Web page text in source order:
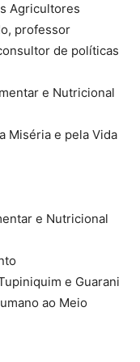
Agricultores
professor
de políticas
e Nutricional
Miséria e pela Vida
e Nutricional
e Guarani
ao Meio